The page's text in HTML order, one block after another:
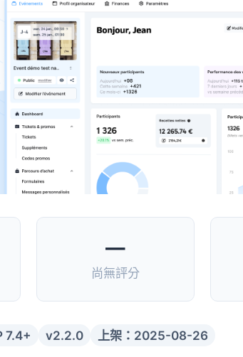
—
尚無評分
7.4+ v2.2.0 上架：2025-08-26